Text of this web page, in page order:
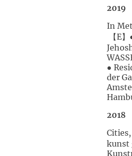
2019
In
【E
●
der
2018
kunst